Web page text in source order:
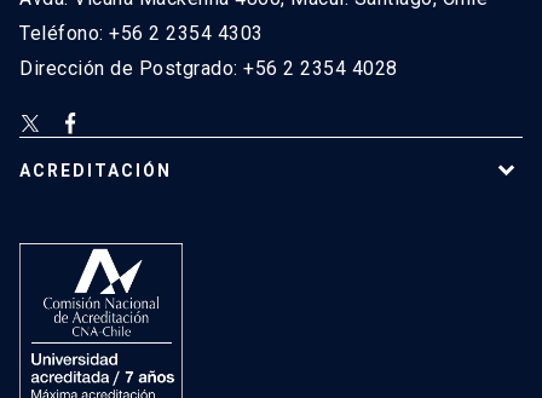
Teléfono: +56 2 2354 4303
Dirección de Postgrado: +56 2 2354 4028
ACREDITACIÓN